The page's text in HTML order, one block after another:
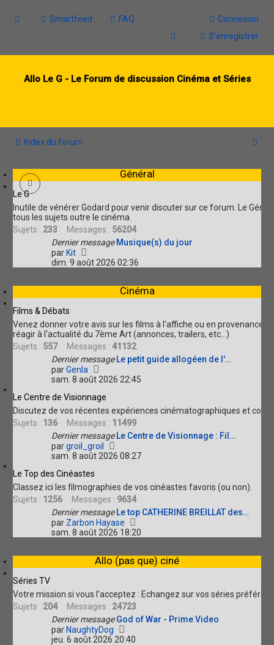
Smartfeed FAQ
Connexion
S’enregistrer
Allo Le G - Le Forum de discussion Cinéma et Séries
Index du forum
e
Général
Le G
Inutile de vénérer Godard pour venir discuter sur ce forum. Le
tous les sujets outre le cinéma.
Sujets : 233 Messages : 56204
Dernier message Musique(s) du jour
par Kit
o
e
r
n
i
e
m
s
s
g
e
dim. 9 août 2026 02:36
Cinéma
Films & Débats
Venez donner votre avis sur les films à l'affiche ou en provenance
réagir à l'actualité du 7ème Art (annonces, trailers, etc...)
Sujets : 557Messages :41132
Dernier message Le petit guide allogéen de l'…
parGenla
o
r
l
d
e
n
r
m
e
s
s
a
e
sam. 8 août 2026 22:45
Le Centre de Visionnage
Discutez de vos récentes expériences cinématographiques et
Sujets : 136 Messages : 11499
Dernier message Le Centre de Visionnage : Fil…
pargroil_groil
o
l
e
d
e
r
n
r
s
s
a
g
e
sam. 8 août 2026 08:27
Le Top des Cinéastes
Classez ici les filmographies de vos cinéastes favoris (ou non).
Sujets : 1256 Messages : 9634
Dernier message Le top CATHERINE BREILLAT des…
par Zarbon Hayase
o
l
e
e
r
i
sam. 8 août 2026 18:20
Allo (pas que) ciné
Séries TV
Votre mission si vous l'acceptez : Echangez sur vos séries
Sujets : 204Messages : 24723
Dernier message God of War - Prime Video
par NaughtyDog
o
jeu. 6 août 2026 20:40